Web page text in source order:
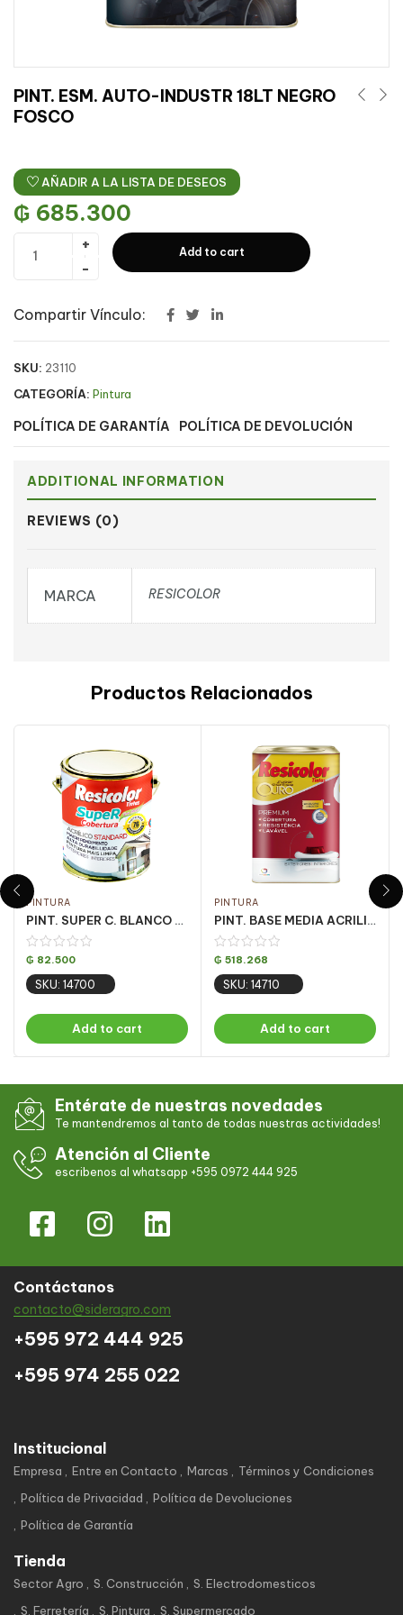
PINT. ESM. AUTO-INDUSTR 18LT NEGRO
FOSCO
AÑADIR A LA LISTA DE DESEOS
₲ 685.300
Add to cart
Compartir Vínculo:
SKU: 23110
CATEGORÍA: Pintura
POLÍTICA DE GARANTÍA POLÍTICA DE DEVOLUCIÓN
ADDITIONAL INFORMATION
REVIEWS (0)
MARCA RESICOLOR
Productos Relacionados
PINTURA
PINT. SUPER C. BLANCO FOSCO 3.6LT
₲ 82.500
SKU: 14700
Add to cart
PINTURA
PINT. BASE MEDIA ACRILICA OURO FOSCO 16.2LT
₲ 518.268
SKU: 14710
Add to cart
Entérate de nuestras novedades
Te mantendremos al tanto de todas nuestras actividades!
Atención al Cliente
escribenos al whatsapp +595 0972 444 925
Contáctanos
contacto@sideragro.com
+595 972 444 925
+595 974 255 022
Institucional
Empresa Entre en Contacto Marcas
Términos y Condiciones
Política de Privacidad
Política de Devoluciones
Política de Garantía
Tienda
Sector Agro S. Construcción
S. Electrodomesticos
S. Ferretería
S. Pintura S. Supermercado